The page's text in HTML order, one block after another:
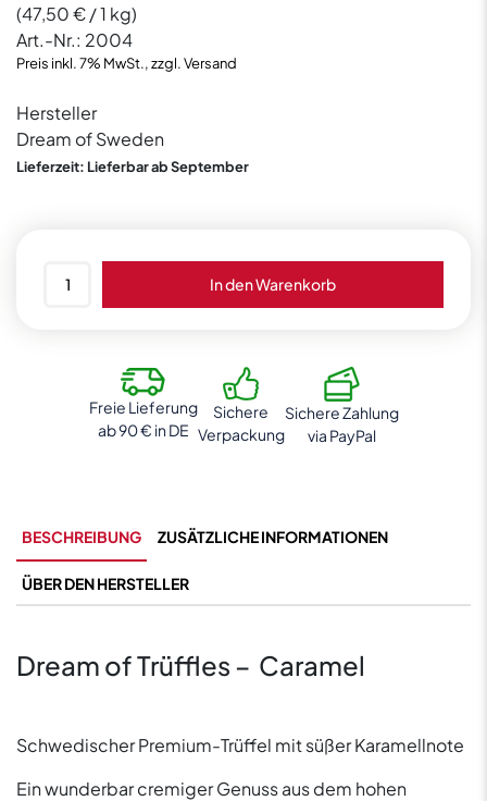
(47,50€/ 1 kg)
Art.-Nr.: 2004
Preis inkl. 7% MwSt., zzgl. Versand
Hersteller
Dream of Sweden
Lieferzeit: Lieferbar ab September
Menge
In den Warenkorb
Freie Lieferung
ab 90 € in DE
Sichere
Verpackung
Sichere Zahlung
via PayPal
BESCHREIBUNG ZUSÄTZLICHE INFORMATIONEN
ÜBER DEN HERSTELLER
Dream of Trüffles – Caramel
Schwedischer Premium-Trüffel mit süßer Karamellnote
Ein wunderbar cremiger Genuss aus dem hohen